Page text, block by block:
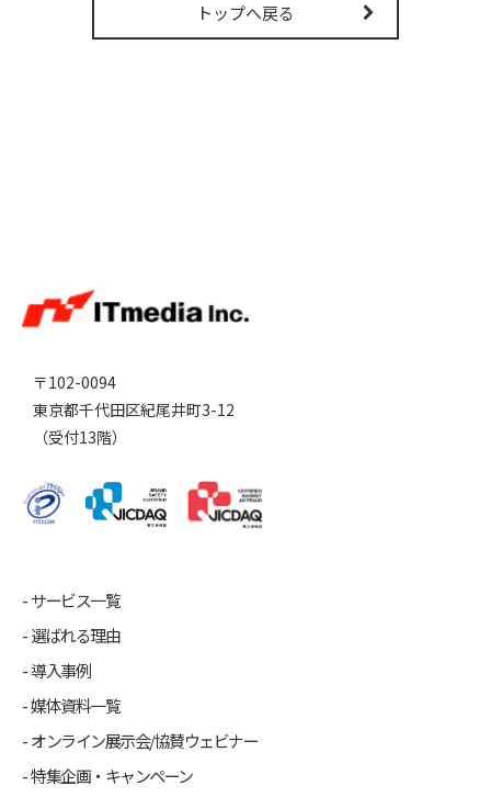
トップへ戻る
〒102-0094
東京都千代田区紀尾井町3-12
（受付13階）
サービス一覧
選ばれる理由
導入事例
媒体資料一覧
オンライン展示会/協賛ウェビナー
特集企画・キャンペーン